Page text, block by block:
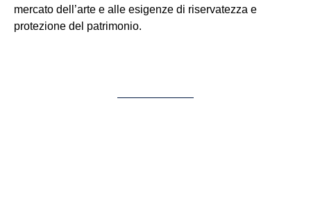
mercato dell’arte e alle esigenze di riservatezza e
protezione del patrimonio.